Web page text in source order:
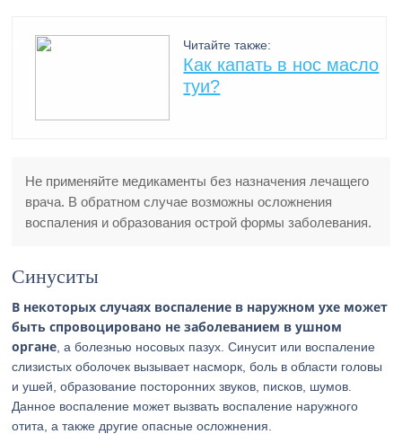
Читайте также:
Как капать в нос масло
туи?
Не применяйте медикаменты без назначения лечащего
врача. В обратном случае возможны осложнения
воспаления и образования острой формы заболевания.
Синуситы
В некоторых случаях воспаление в наружном ухе может
быть спровоцировано не заболеванием в ушном
органе , а болезнью носовых пазух. Синусит или воспаление
слизистых оболочек вызывает насморк, боль в области головы
и ушей, образование посторонних звуков, писков, шумов.
Данное воспаление может вызвать воспаление наружного
отита, а также другие опасные осложнения.